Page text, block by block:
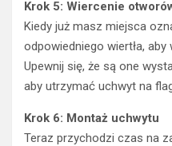
Krok 5: Wiercenie
Kiedy już masz miejsca
odpowiedniego wiertła,
Upewnij się, że są one
aby utrzymać uchwyt na
Krok 6: Montaż uchwytu
Teraz przychodzi czas na